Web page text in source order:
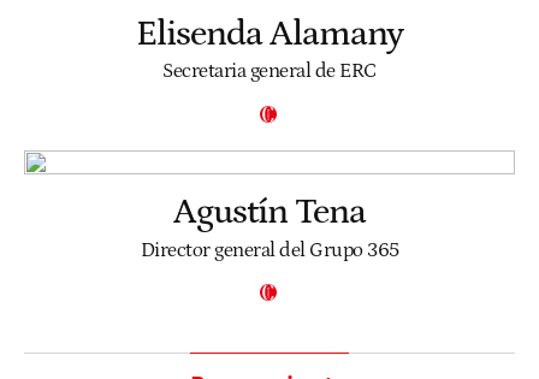
Elisenda Alamany
Secretaria general de ERC
Agustín Tena
Director general del Grupo 365